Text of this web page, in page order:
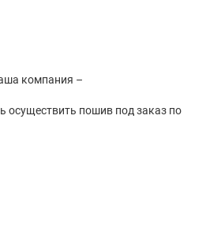
компания –
осуществить пошив под заказ по